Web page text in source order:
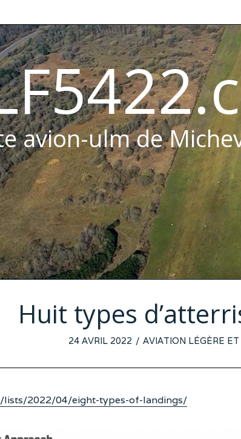
avion-ulm de
Huit types
POSTED
24 AVRIL 2022 23
2022
AVIATION LÉGÈRE
2022/04/eight-types-of-landings/